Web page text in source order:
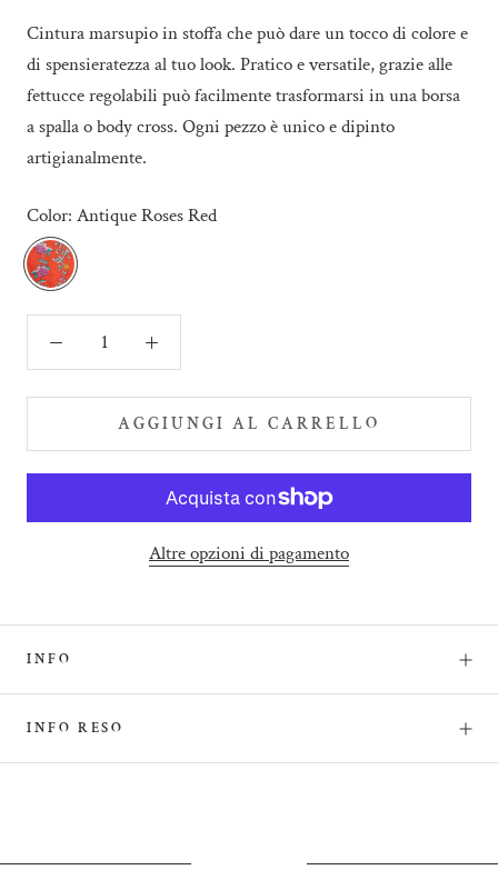
Cintura marsupio in stoffa che può dare un tocco di colore e
di spensieratezza al tuo look. Pratico e versatile, grazie alle
fettucce regolabili può facilmente trasformarsi in una borsa
a spalla o body cross. Ogni pezzo è unico e dipinto
artigianalmente.
Color: Antique Roses Red
Antique
Roses
Red
AGGIUNGI AL CARRELLO
Altre opzioni di pagamento
INFO
INFO RESO